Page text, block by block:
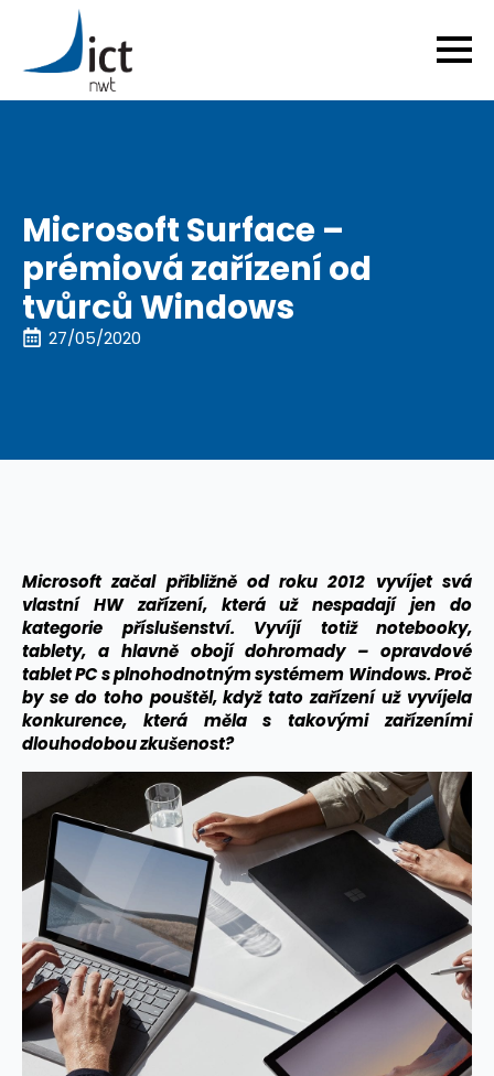
Microsoft Surface –
prémiová zařízení od
tvůrců Windows
27/05/2020
Microsoft začal přibližně od roku 2012 vyvíjet svá
vlastní HW zařízení, která už nespadají jen do
kategorie příslušenství. Vyvíjí totiž notebooky,
tablety, a hlavně obojí dohromady – opravdové
tablet PC s plnohodnotným systémem Windows. Proč
by se do toho pouštěl, když tato zařízení už vyvíjela
konkurence, která měla s takovými zařízeními
dlouhodobou zkušenost?